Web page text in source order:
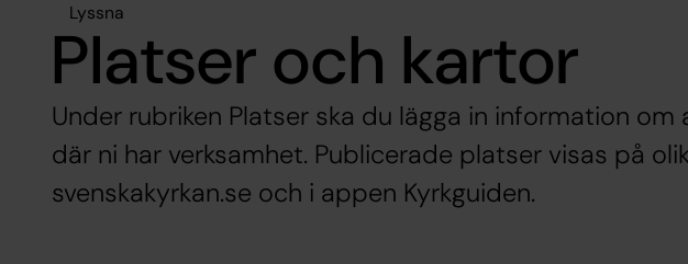
Lyssna
Platser och kartor
Under rubriken Platser ska du lägga in information om
där ni har verksamhet. Publicerade platser visas på
svenskakyrkan.se och i appen Kyrkguiden.